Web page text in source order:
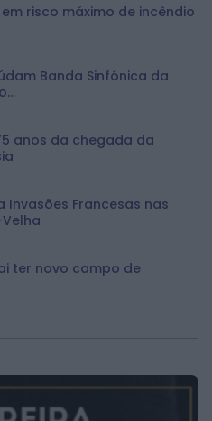
risco máximo de incêndio
Banda Sinfónica da
anos da chegada da
Invasões Francesas nas
ter novo campo de